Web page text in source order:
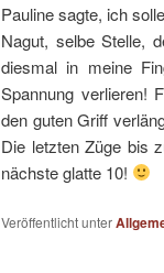
Pauline sagte, ich
Nagut, selbe Stelle,
diesmal in meine
Spannung verlieren!
den guten Griff
Die letzten Züge bis
nächste glatte 10!
Veröffentlicht unter